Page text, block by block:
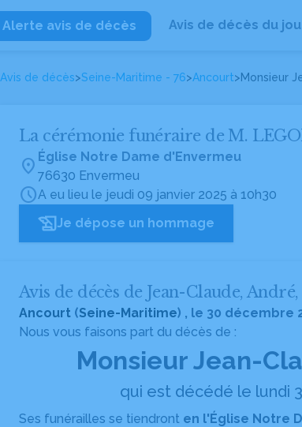
Alerte avis de décès Avis de décès du
Avis de décès>Seine-Maritime - 76>Ancourt>Monsieur
La cérémonie funéraire de M.
location_on Église Notre Dame d'Envermeu
76630 Envermeu
scheduleA eu lieu le jeudi 09 janvier 2025 à 10h30
Je dépose un hommage
Avis de décès de Jean-Claude,
Ancourt (Seine-Maritime) , le 30 décembre
Nous vous faisons part du décès de :
Monsieur Jean-
qui est décédé le lundi
Ses funérailles se tiendront en l'Église Notre